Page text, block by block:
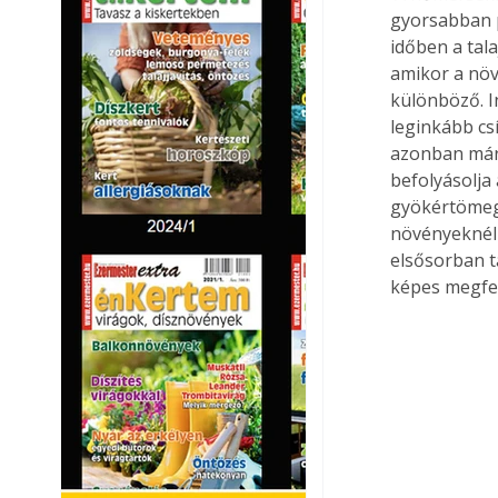
gyorsabban
időben a
amikor a
különböző.
leginkább
azonban
befolyásolja
elsősorban
képes